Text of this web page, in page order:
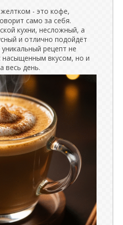
- это кофе,
само за себя.
кухни, несложный, а
и отлично подойдёт
рецепт не
насыщенным вкусом, но и
весь день.